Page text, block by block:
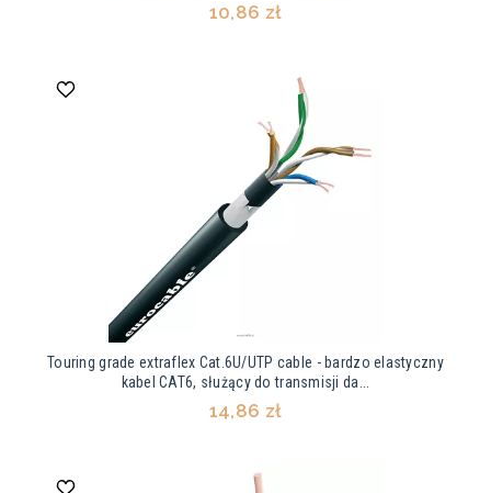
10,86 zł
Touring grade extraflex Cat.6U/UTP cable - bardzo elastyczny
kabel CAT6, służący do transmisji da...
14,86 zł